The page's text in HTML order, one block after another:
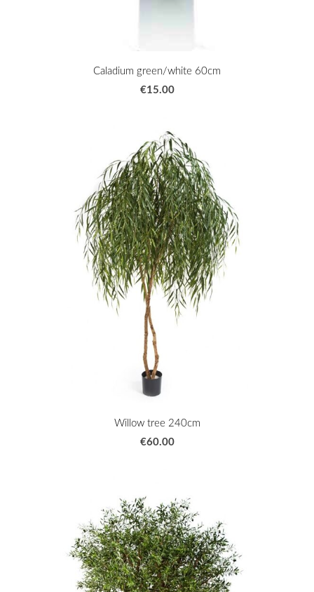
Caladium green/white 60cm
€15.00
Willow tree 240cm
€60.00